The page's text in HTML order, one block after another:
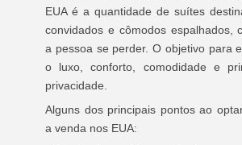
EUA é a quantidade de suítes
convidados e cômodos espalhados,
a pessoa se perder. O objetivo para
o luxo, conforto, comodidade e
privacidade.
Alguns dos principais pontos ao
a venda nos EUA: